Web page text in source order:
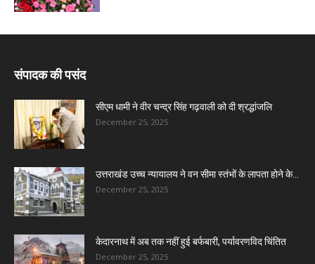
संपादक की पसंद
सीएम धामी ने वीर चन्द्र सिंह गढ़वाली को दी श्रद्धांजलि
December 25, 2025
उत्तराखंड उच्च न्यायालय ने वन सीमा स्तंभों के लापता होने के...
December 25, 2025
केदारनाथ में अब तक नहीं हुई बर्फबारी, पर्यावरणविद चिंतित
December 25, 2025